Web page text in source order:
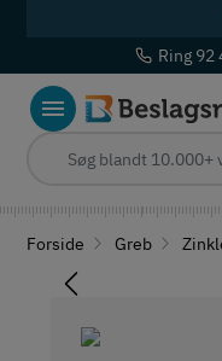
Ring 92
Forside Greb